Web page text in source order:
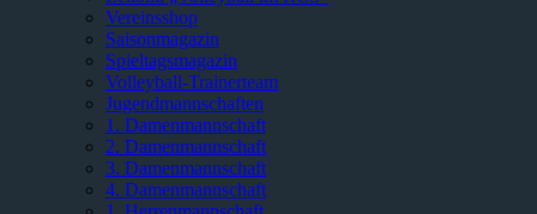
Vereinsshop
Saisonmagazin
Spieltagsmagazin
Volleyball-Trainerteam
Jugendmannschaften
1. Damenmannschaft
2. Damenmannschaft
3. Damenmannschaft
4. Damenmannschaft